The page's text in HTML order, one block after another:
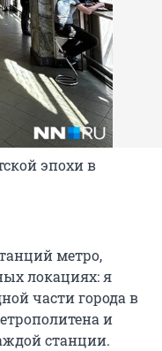
эпохи в
метро,
локациях: я
части города в
и
станции.